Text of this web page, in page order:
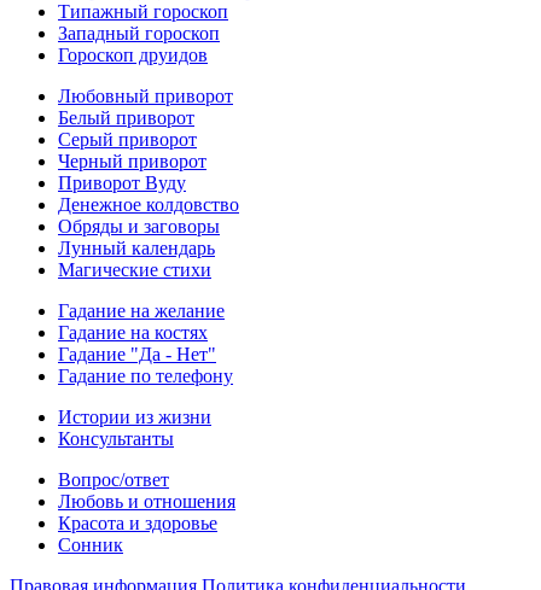
Типажный гороскоп
Западный гороскоп
Гороскоп друидов
Любовный приворот
Белый приворот
Серый приворот
Черный приворот
Приворот Вуду
Денежное колдовство
Обряды и заговоры
Лунный календарь
Магические стихи
Гадание на желание
Гадание на костях
Гадание "Да - Нет"
Гадание по телефону
Истории из жизни
Консультанты
Вопрос/ответ
Любовь и отношения
Красота и здоровье
Сонник
Правовая информация Политика конфиденциальности